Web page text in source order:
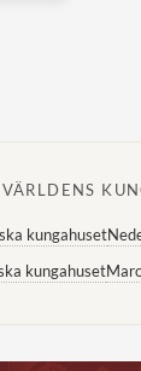
VÄRLDENS
kungahuset
kungahuset